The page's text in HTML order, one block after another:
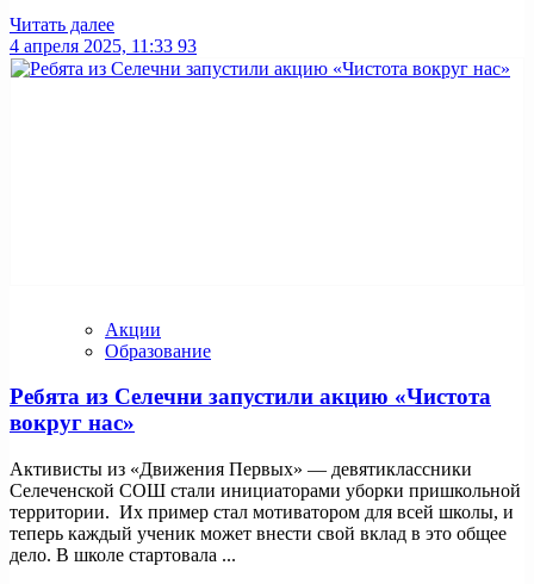
Читать далее
4 апреля 2025, 11:33 93
Акции
Образование
Ребята из Селечни запустили акцию «Чистота
вокруг нас»
Активисты из «Движения Первых» — девятиклассники
Селеченской СОШ стали инициаторами уборки пришкольной
территории. Их пример стал мотиватором для всей школы, и
теперь каждый ученик может внести свой вклад в это общее
дело. В школе стартовала ...